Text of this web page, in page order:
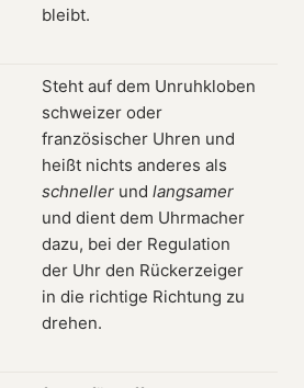
bleibt.
Steht auf dem Unruhkloben
schweizer oder
französischer Uhren und
heißt nichts anderes als
schneller und langsamer
und dient dem Uhrmacher
dazu, bei der Regulation
der Uhr den Rückerzeiger
in die richtige Richtung zu
drehen.